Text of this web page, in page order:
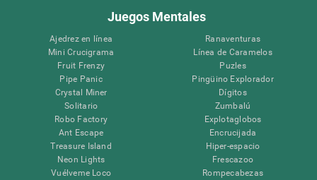
Juegos Mentales
Ajedrez en línea
Mini Crucigrama
Fruit Frenzy
Pipe Panic
Crystal Miner
Solitario
Robo Factory
Ant Escape
Treasure Island
Neon Lights
Vuélveme Loco
Ranaventuras
Línea de Caramelos
Puzles
Pingüino Explorador
Dígitos
Zumbalú
Explotaglobos
Encrucijada
Hiper-espacio
Frescazoo
Rompecabezas